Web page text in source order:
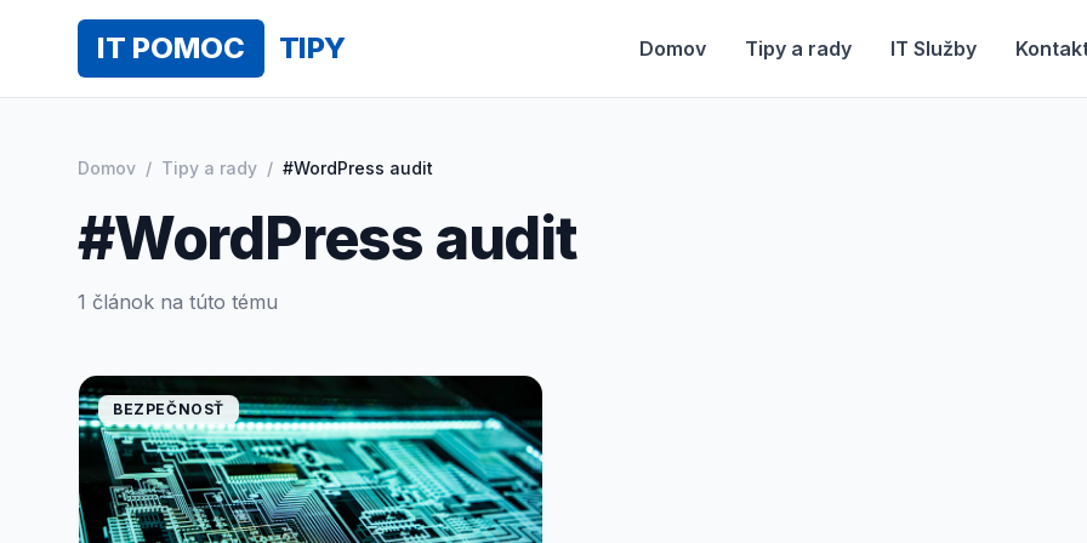
IT POMOC TIPY Domov Tipy a rady IT Služby
Domov / Tipy a rady / #WordPress audit
#WordPress audit
1 článok na túto tému
BEZPEČNOSŤ